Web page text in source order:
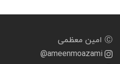
Ⓒ امین معظمی
@ameenmoazami